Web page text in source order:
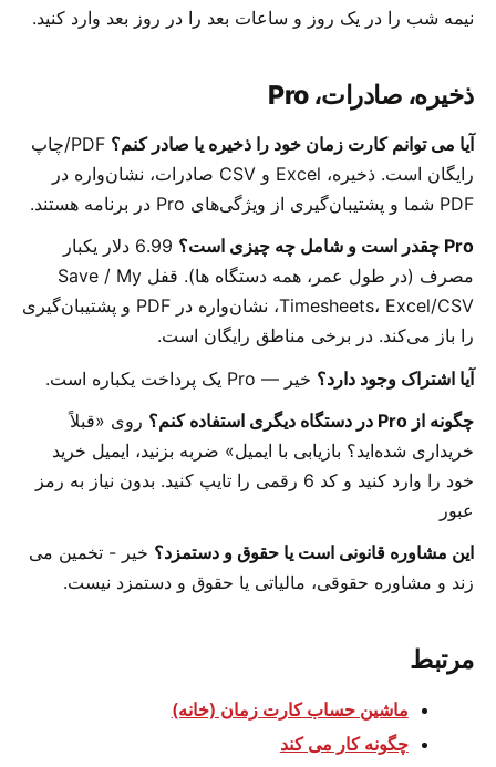
نیمه شب را در یک روز و ساعات بعد را در روز بعد وارد کنید.
ذخیره، صادرات، Pro
آیا می توانم کارت زمان خود را ذخیره یا صادر کنم؟
PDF/چاپ
رایگان است. ذخیره، Excel و CSV صادرات، نشان‌واره در
PDF شما و پشتیبان‌گیری از ویژگی‌های Pro در برنامه هستند.
Pro چقدر است و شامل چه چیزی است؟
6.99 دلار یکبار
مصرف (در طول عمر، همه دستگاه ها). قفل Save / My
Timesheets، Excel/CSV، نشان‌واره در PDF و پشتیبان‌گیری
را باز می‌کند. در برخی مناطق رایگان است.
آیا اشتراک وجود دارد؟ خیر — Pro یک پرداخت یکباره است.
چگونه از Pro در دستگاه دیگری استفاده کنم؟
روی «قبلاً
خریداری شده‌اید؟ بازیابی با ایمیل» ضربه بزنید، ایمیل خرید
خود را وارد کنید و کد 6 رقمی را تایپ کنید. بدون نیاز به رمز
عبور
این مشاوره قانونی است یا حقوق و دستمزد؟ خیر - تخمین می
زند و مشاوره حقوقی، مالیاتی یا حقوق و دستمزد نیست.
مرتبط
ماشین حساب کارت زمان (خانه)
چگونه کار می کند